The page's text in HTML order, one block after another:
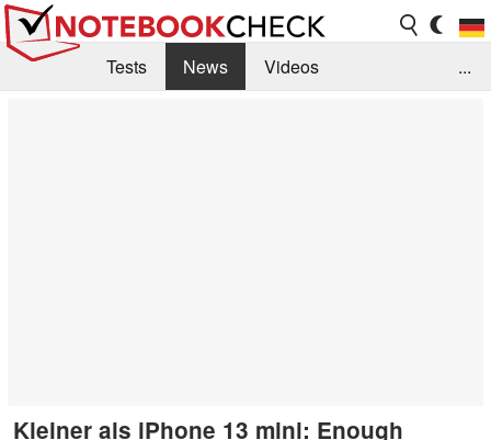
Tests News
Videos
...
Kleiner als iPhone 13 mini: Enough